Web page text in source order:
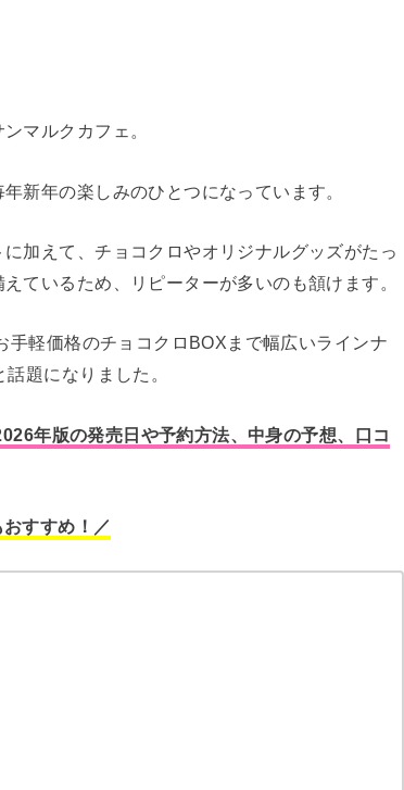
マルクカフェ。
新年の楽しみのひとつになっています。
加えて、チョコクロやオリジナルグッズがたっ
ているため、リピーターが多いのも頷けます。
軽価格のチョコクロBOXまで幅広いラインナ
題になりました。
年版の発売日や予約方法、中身の予想、口コ
すすめ！／